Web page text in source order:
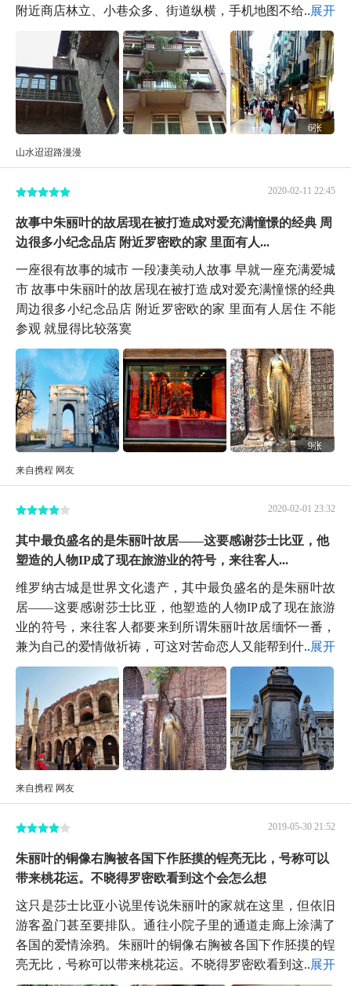
附近商店林立、小巷众多、街道纵横，手机地图不给...展开
6张
山水迢迢路漫漫
2020-02-11 22:45
故事中朱丽叶的故居现在被打造成对爱充满憧憬的经典 周
边很多小纪念品店 附近罗密欧的家 里面有人...
一座很有故事的城市 一段凄美动人故事 早就一座充满爱城
市 故事中朱丽叶的故居现在被打造成对爱充满憧憬的经典
周边很多小纪念品店 附近罗密欧的家 里面有人居住 不能
参观 就显得比较落寞
9张
来自携程 网友
2020-02-01 23:32
其中最负盛名的是朱丽叶故居——这要感谢莎士比亚，他
塑造的人物IP成了现在旅游业的符号，来往客人...
维罗纳古城是世界文化遗产，其中最负盛名的是朱丽叶故
居——这要感谢莎士比亚，他塑造的人物IP成了现在旅游
业的符号，来往客人都要来到所谓朱丽叶故居缅怀一番，
兼为自己的爱情做祈祷，可这对苦命恋人又能帮到什...展开
来自携程 网友
2019-05-30 21:52
朱丽叶的铜像右胸被各国下作胚摸的锃亮无比，号称可以
带来桃花运。不晓得罗密欧看到这个会怎么想
这只是莎士比亚小说里传说朱丽叶的家就在这里，但依旧
游客盈门甚至要排队。通往小院子里的通道走廊上涂满了
各国的爱情涂鸦。朱丽叶的铜像右胸被各国下作胚摸的锃
亮无比，号称可以带来桃花运。不晓得罗密欧看到这...展开